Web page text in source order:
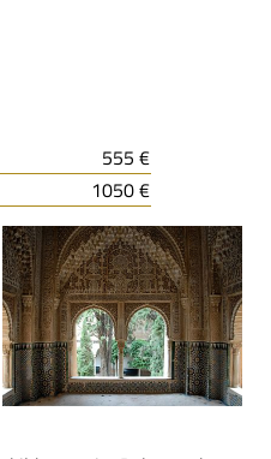
555 €
1050 €